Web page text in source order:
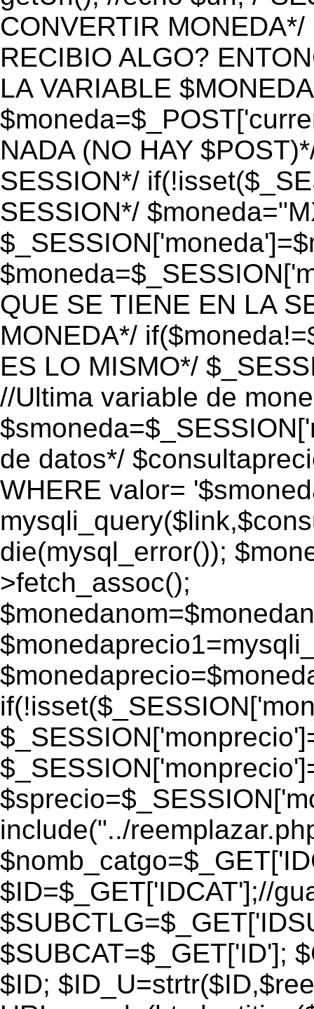
CONVERTIR
RECIBIO ALGO?
LA VARIABLE
NADA (NO HAY
SESSION*/
SESSION*/
QUE SE TIENE EN LA
MONEDA*/
ES LO MISMO*/
//Ultima variable de
de datos*/
WHERE valor=
die(mysql_error());
>fetch_assoc();
include("../
$ID=$_GET['IDCAT'];//
$SUBCAT=$_GET['ID'];
$ID;